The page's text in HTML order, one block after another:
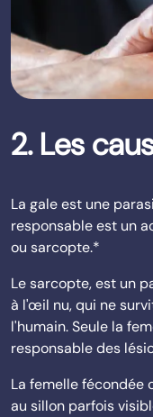
2. Les
La gale est une
responsable est un
ou sarcopte.*
Le sarcopte, est un
à l'œil nu, qui ne
l'humain. Seule la
responsable des
La femelle fécondée
au sillon parfois